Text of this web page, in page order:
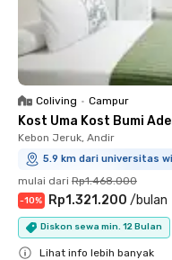
Coliving • Campur
Kost Uma Kost Bumi
Kebon Jeruk, Andir
5.9 km dari universitas
mulai dari Rp1.468.000
-10% Rp1.321.200 /bulan
Diskon sewa min. 12 Bulan
Lihat info lebih banyak